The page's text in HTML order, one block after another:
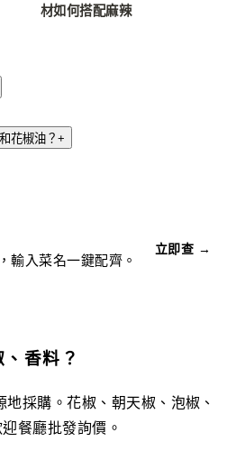
材如何搭配麻辣
花椒油？ +
輸入菜名一鍵配齊。
立即查 →
香料？
採購。花椒、朝天椒、泡椒、
餐廳批發詢價。